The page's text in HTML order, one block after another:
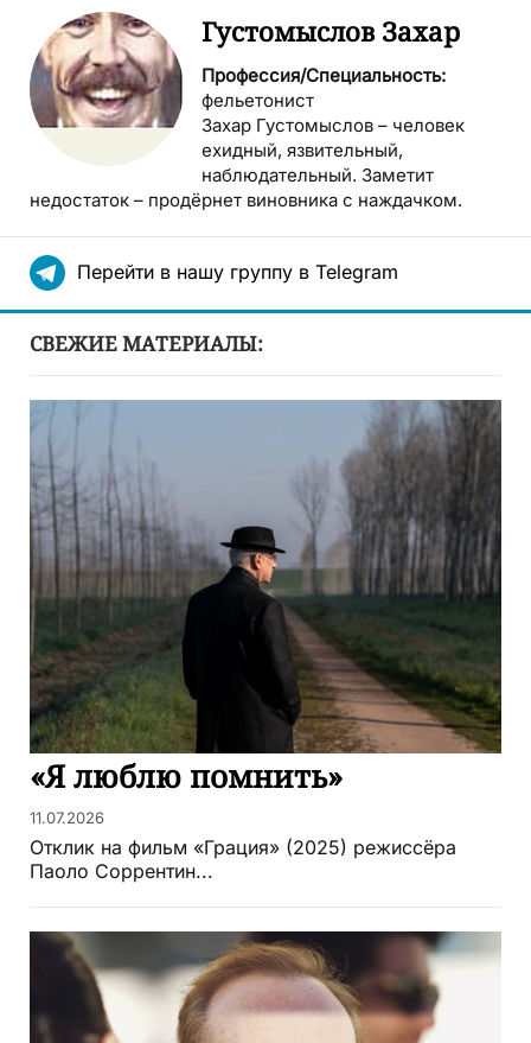
Густомыслов Захар
Профессия/Специальность:
фельетонист
Захар Густомыслов – человек
ехидный, язвительный,
наблюдательный. Заметит
недостаток – продёрнет виновника с наждачком.
Перейти в нашу группу в Telegram
СВЕЖИЕ МАТЕРИАЛЫ:
«Я люблю помнить»
11.07.2026
Отклик на фильм «Грация» (2025) режиссёра
Паоло Соррентин...